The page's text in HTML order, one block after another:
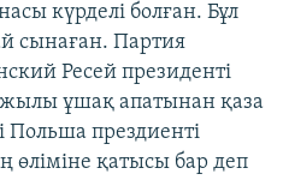
күрделі болған. Бұл
сынаған. Партия
Ресей президенті
ұшақ апатынан қаза
Польша прездиенті
өліміне қатысы бар деп